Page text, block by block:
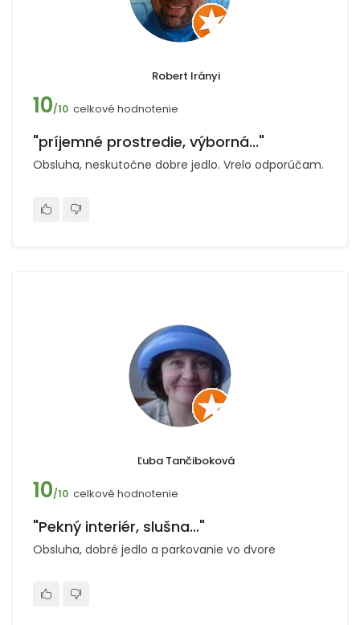
Robert Irányi
10/10 celkové hodnotenie
"príjemné prostredie, výborná..."
Obsluha, neskutočne dobre jedlo. Vrelo odporúčam.
Ľuba Tančiboková
10/10 celkové hodnotenie
"Pekný interiér, slušna..."
Obsluha, dobré jedlo a parkovanie vo dvore